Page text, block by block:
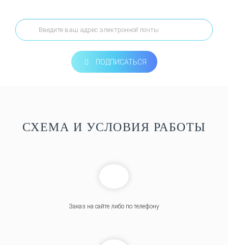
ПОДПИСАТЬСЯ
СХЕМА И УСЛОВИЯ РАБОТЫ
Заказ на сайте либо по телефону